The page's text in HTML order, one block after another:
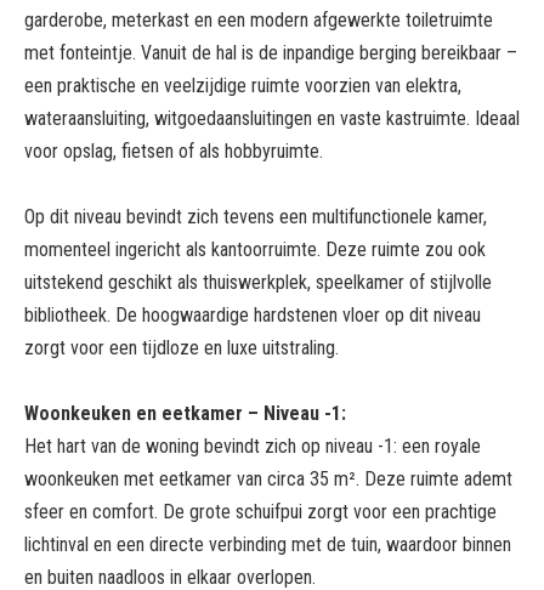
garderobe, meterkast en een modern afgewerkte toiletruimte
met fonteintje. Vanuit de hal is de inpandige berging bereikbaar –
een praktische en veelzijdige ruimte voorzien van elektra,
wateraansluiting, witgoedaansluitingen en vaste kastruimte. Ideaal
voor opslag, fietsen of als hobbyruimte.
Op dit niveau bevindt zich tevens een multifunctionele kamer,
momenteel ingericht als kantoorruimte. Deze ruimte zou ook
uitstekend geschikt als thuiswerkplek, speelkamer of stijlvolle
bibliotheek. De hoogwaardige hardstenen vloer op dit niveau
zorgt voor een tijdloze en luxe uitstraling.
Woonkeuken en eetkamer – Niveau -1:
Het hart van de woning bevindt zich op niveau -1: een royale
woonkeuken met eetkamer van circa 35 m². Deze ruimte ademt
sfeer en comfort. De grote schuifpui zorgt voor een prachtige
lichtinval en een directe verbinding met de tuin, waardoor binnen
en buiten naadloos in elkaar overlopen.